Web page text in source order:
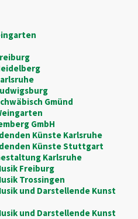
Gmünd
GmbH
Künste Karlsruhe
Künste Stuttgart
Karlsruhe
Freiburg
Trossingen
und Darstellende Kunst
und Darstellende Kunst